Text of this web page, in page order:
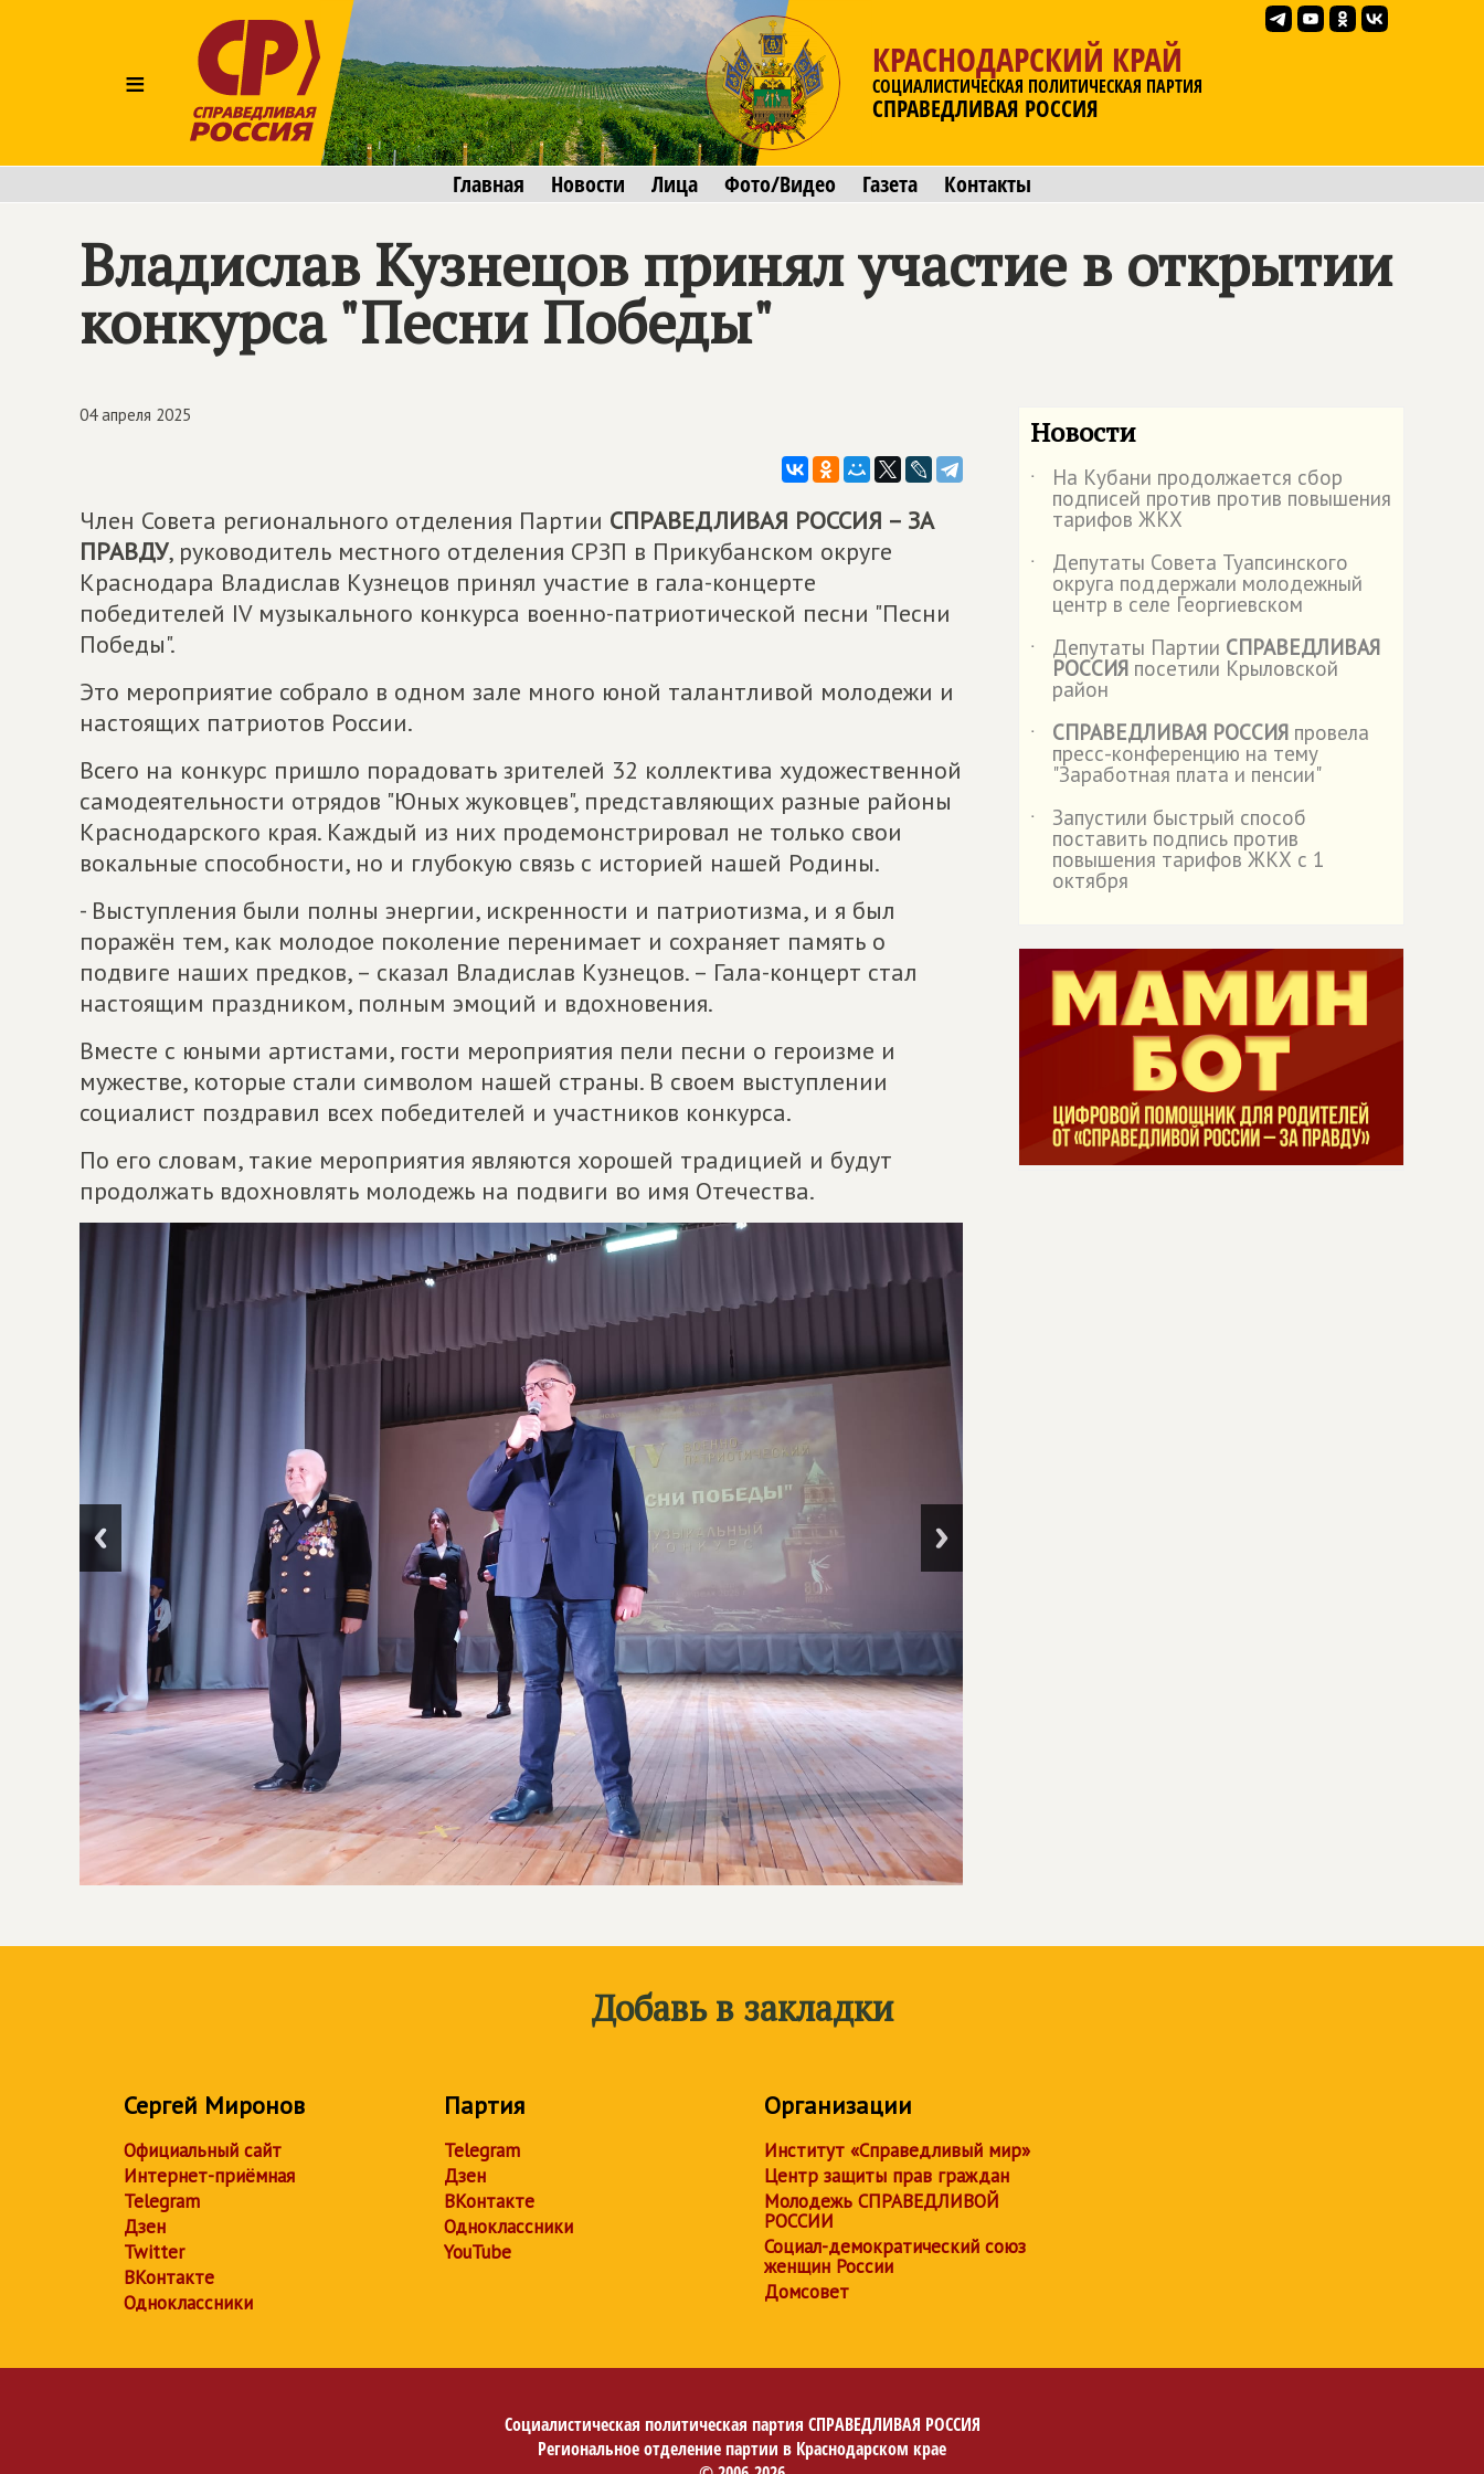
≡
КРАСНОДАРСКИЙ КРАЙ
СОЦИАЛИСТИЧЕСКАЯ ПОЛИТИЧЕСКАЯ ПАРТИЯ
СПРАВЕДЛИВАЯ РОССИЯ
Главная Новости Лица Фото/Видео Газета Контакты
Владислав Кузнецов принял участие в открытии
конкурса "Песни Победы"
04 апреля 2025
Член Совета регионального отделения Партии СПРАВЕДЛИВАЯ РОССИЯ – ЗА
ПРАВДУ, руководитель местного отделения СРЗП в Прикубанском округе
Краснодара Владислав Кузнецов принял участие в гала-концерте
победителей IV музыкального конкурса военно-патриотической песни "Песни
Победы".
Это мероприятие собрало в одном зале много юной талантливой молодежи и
настоящих патриотов России.
Всего на конкурс пришло порадовать зрителей 32 коллектива художественной
самодеятельности отрядов "Юных жуковцев", представляющих разные районы
Краснодарского края. Каждый из них продемонстрировал не только свои
вокальные способности, но и глубокую связь с историей нашей Родины.
- Выступления были полны энергии, искренности и патриотизма, и я был
поражён тем, как молодое поколение перенимает и сохраняет память о
подвиге наших предков, – сказал Владислав Кузнецов. – Гала-концерт стал
настоящим праздником, полным эмоций и вдохновения.
Вместе с юными артистами, гости мероприятия пели песни о героизме и
мужестве, которые стали символом нашей страны. В своем выступлении
социалист поздравил всех победителей и участников конкурса.
По его словам, такие мероприятия являются хорошей традицией и будут
продолжать вдохновлять молодежь на подвиги во имя Отечества.
Новости
˙ На Кубани продолжается сбор
подписей против против повышения
тарифов ЖКХ
˙
Депутаты Совета Туапсинского
округа поддержали молодежный
центр в селе Георгиевском
˙
Депутаты Партии СПРАВЕДЛИВАЯ
РОССИЯ посетили Крыловской
район
˙
СПРАВЕДЛИВАЯ РОССИЯ провела
пресс-конференцию на тему
"Заработная плата и пенсии"
˙
Запустили быстрый способ
поставить подпись против
повышения тарифов ЖКХ с 1
октября
Добавь в закладки
Сергей Миронов
Официальный сайт
Интернет-приёмная
Telegram
Дзен
Twitter
ВКонтакте
Одноклассники
Партия
Telegram
Дзен
ВКонтакте
Одноклассники
YouTube
Организации
Институт «Справедливый мир»
Центр защиты прав граждан
Молодежь СПРАВЕДЛИВОЙ
РОССИИ
Социал-демократический союз
женщин России
Домсовет
Социалистическая политическая партия СПРАВЕДЛИВАЯ РОССИЯ
Региональное отделение партии в Краснодарском крае